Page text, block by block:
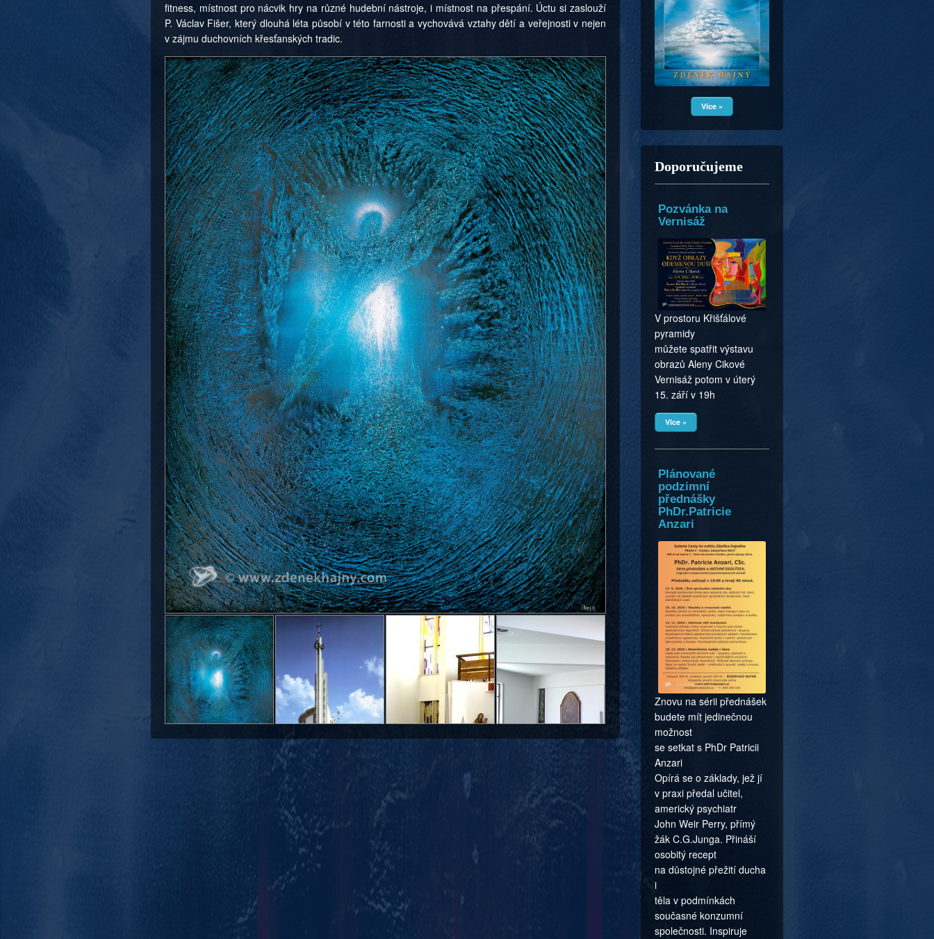
fitness, místnost pro nácvik hry na různé hudební nástroje, i místnost na přespání. Úctu si zaslouží
P. Václav Fišer, který dlouhá léta působí v této farnosti a vychovává vztahy dětí a veřejnosti v nejen
v zájmu duchovních křesťanských tradic.
Více »
Doporučujeme
Pozvánka na
Vernisáž
V prostoru Křišťálové
pyramidy
můžete spatřit výstavu
obrazů Aleny Cikové
Vernisáž potom v úterý
15. září v 19h
Více »
Plánované
podzimní
přednášky
PhDr.Patricie
Anzari
Znovu na sérii přednášek
budete mít jedinečnou
možnost
se setkat s PhDr Patricii
Anzari
Opírá se o základy, jež jí
v praxi předal učitel,
americký psychiatr
John Weir Perry, přímý
žák C.G.Junga. Přináší
osobitý recept
na důstojné přežití ducha
i
těla v podmínkách
současné konzumní
společnosti. Inspiruje